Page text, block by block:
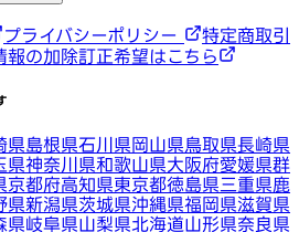
プライバシーポリシー
特定商取引
報の加除訂正希望はこちら
県島根県石川県岡山県鳥取県長崎県
県神奈川県和歌山県大阪府愛媛県群
京都府高知県東京都徳島県三重県鹿
県新潟県茨城県沖縄県福岡県滋賀県
県岐阜県山梨県北海道山形県奈良県